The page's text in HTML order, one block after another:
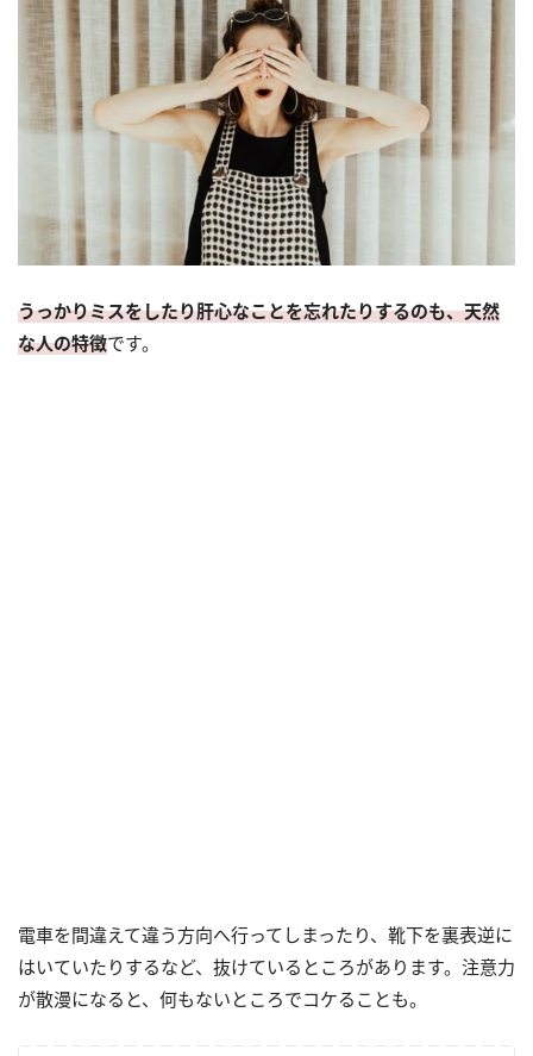
うっかりミスをしたり肝心なことを忘れたりするのも、天然
な人の特徴です。
電車を間違えて違う方向へ行ってしまったり、靴下を裏表逆に
はいていたりするなど、抜けているところがあります。注意力
が散漫になると、何もないところでコケることも。